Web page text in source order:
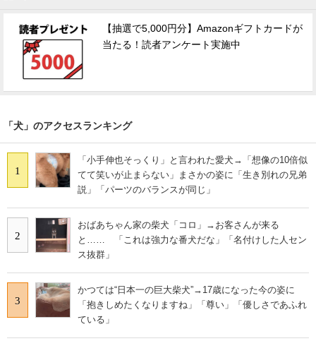
【抽選で5,000円分】Amazonギフトカードが
当たる！読者アンケート実施中
「犬」のアクセスランキング
1
「小手伸也そっくり」と言われた愛犬→「想像の10倍似
てて笑いが止まらない」まさかの姿に「生き別れの兄弟
説」「パーツのバランスが同じ」
2
おばあちゃん家の柴犬「コロ」→お客さんが来る
と…… 「これは強力な番犬だな」「名付けした人セン
ス抜群」
3
かつては“日本一の巨大柴犬”→17歳になった今の姿に
「抱きしめたくなりますね」「尊い」「優しさであふれ
ている」